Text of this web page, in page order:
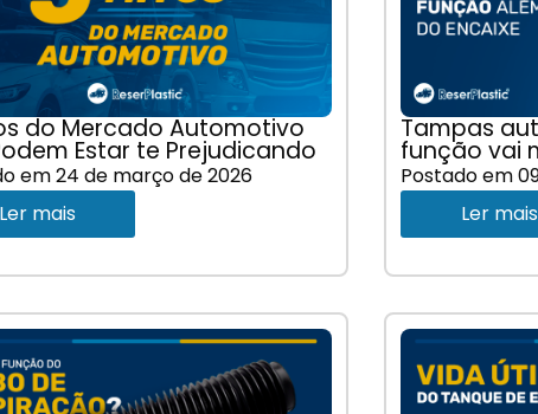
do Mercado Automotivo
Estar te Prejudicando
em24 de março de 2026
Ler mais
Tampas
função vai
Postado em
Ler mais